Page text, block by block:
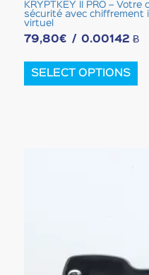
KRYPTKEY II PRO – Votre
sécurité avec chiffrement
virtuel
79,80€ / 0.00142 Ƀ
SELECT OPTIONS